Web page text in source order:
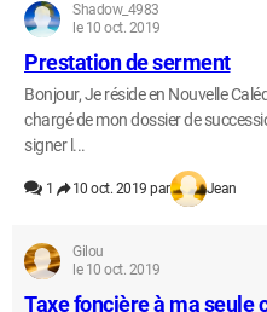
Shadow_4983
le 10 oct. 2019
Prestation de serment
Bonjour, Je réside en Nouvelle
chargé de mon dossier de
signer l...
1 10 oct. 2019 par Jean
Gilou
le 10 oct. 2019
Taxe foncière à ma seule